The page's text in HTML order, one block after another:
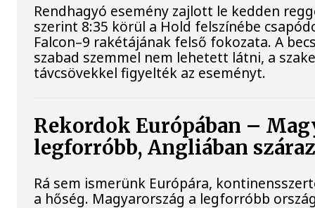
Rendhagyó esemény zajlott le kedden
szerint 8:35 körül a Hold felszínébe
Falcon–9 rakétájának felső fokozata. A
szabad szemmel nem lehetett látni, a
távcsövekkel figyelték az eseményt.
Rekordok Európában –
legforróbb, Angliában
Rá sem ismerünk Európára,
a hőség. Magyarország a legforróbb